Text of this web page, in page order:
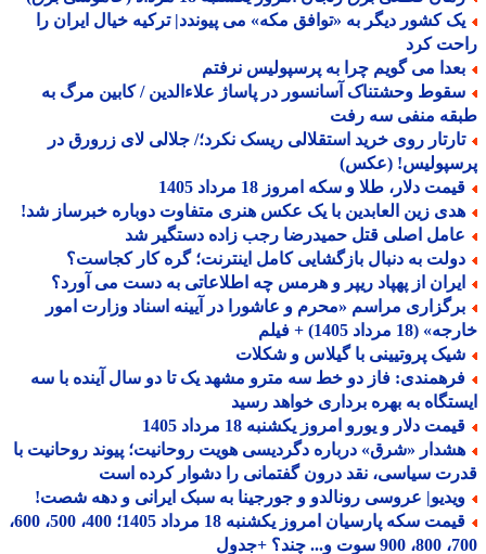
کشور دیگر به «توافق مکه» می پیوندد| ترکیه خیال ایران را
کرد
می گویم چرا به پرسپولیس نرفتم
وحشتناک آسانسور در پاساژ علاءالدین / کابین مرگ به
منفی سه رفت
روی خرید استقلالی ریسک نکرد؛/ جلالی لای زرورق در
(عکس)
دلار، طلا و سکه امروز 18 مرداد 1405
زین العابدین با یک عکس هنری متفاوت دوباره خبرساز شد!
اصلی قتل حمیدرضا رجب زاده دستگیر شد
به دنبال بازگشایی کامل اینترنت؛ گره کار کجاست؟
از پهپاد ریپر و هرمس چه اطلاعاتی به دست می آورد؟
مراسم «محرم و عاشورا در آیینه اسناد وزارت امور
مرداد 1405) + فیلم
پروتیینی با گیلاس و شکلات
فاز دو خط سه مترو مشهد یک تا دو سال آینده با سه
به بهره برداری خواهد رسید
دلار و یورو امروز یکشنبه 18 مرداد 1405
«شرق» درباره دگردیسی هویت روحانیت؛ پیوند روحانیت با
سیاسی، نقد درون گفتمانی را دشوار کرده است
عروسی رونالدو و جورجینا به سبک ایرانی و دهه شصت!
قیمت سکه پارسیان امروز یکشنبه 18 مرداد 1405؛ 400، 500، 600،